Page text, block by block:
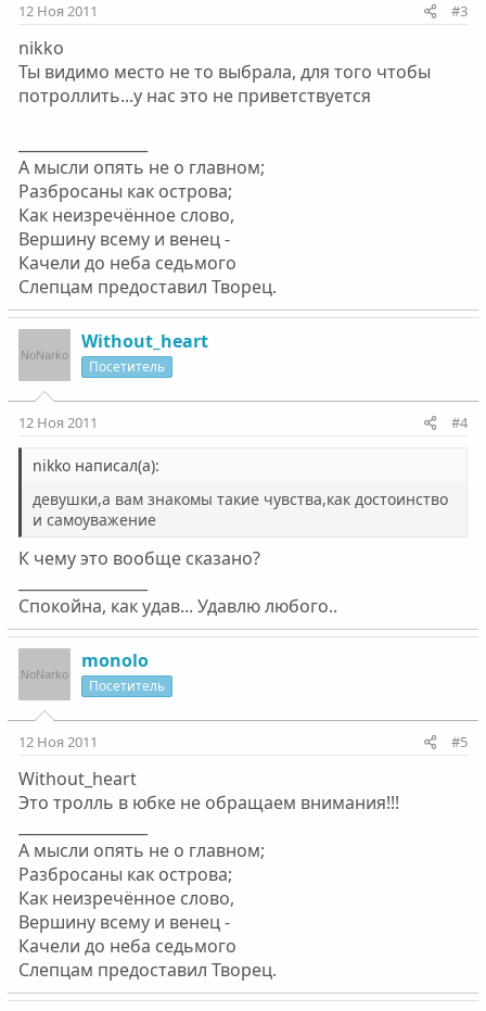
12 Ноя 2011 #3
nikko
Ты видимо место не то выбрала, для того чтобы
потроллить...у нас это не приветствуется
А мысли опять не о главном;
Разбросаны как острова;
Как неизречённое слово,
Вершину всему и венец -
Качели до неба седьмого
Слепцам предоставил Творец.
Without_heart
Посетитель
12 Ноя 2011 #4
nikko написал(а):
девушки,а вам знакомы такие чувства,как достоинство
и самоуважение
К чему это вообще сказано?
Спокойна, как удав... Удавлю любого..
monolo
Посетитель
12 Ноя 2011 #5
Without_heart
Это тролль в юбке не обращаем внимания!!!
А мысли опять не о главном;
Разбросаны как острова;
Как неизречённое слово,
Вершину всему и венец -
Качели до неба седьмого
Слепцам предоставил Творец.